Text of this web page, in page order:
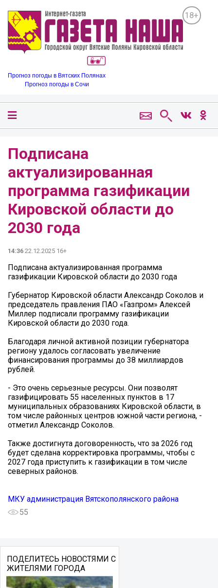
18+
Прогноз погоды в Вятских Полянах
Прогноз погоды в Сочи
Подписана
актуализированная
программа газификации
Кировской области до
2030 года
14:36 22.12.2025 16+
Подписана актуализированная программа
газификации Кировской области до 2030 года
Губернатор Кировской области Александр Соколов и
председатель правления ПАО «Газпром» Алексей
Миллер подписали программу газификации
Кировской области до 2030 года.
Благодаря личной активной позиции губернатора
региону удалось согласовать увеличение
финансирования программы до 38 миллиардов
рублей.
- Это очень серьезные ресурсы. Они позволят
газифицировать 55 населенных пунктов в 17
муниципальных образованиях Кировской области, в
том числе районных центров южной части региона, -
отметил Александр Соколов.
Также достигнута договоренность, что за 2026 год
будет сделана корректировка программы, чтобы с
2027 года приступить к газификации в том числе
северных районов.
МКУ администрация Вятскополянского района
55
ПОДЕЛИТЕСЬ НОВОСТЯМИ С
ЖИТЕЛЯМИ ГОРОДА